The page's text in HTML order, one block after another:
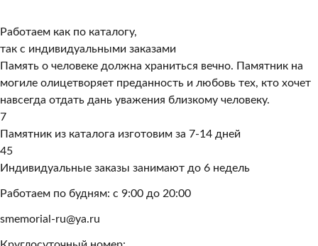
Работаем как по каталогу,
так с индивидуальными заказами
Память о человеке должна храниться вечно. Памятник на
могиле олицетворяет преданность и любовь тех, кто хочет
навсегда отдать дань уважения близкому человеку.
7
Памятник из каталога изготовим за 7-14 дней
45
Индивидуальные заказы занимают до 6 недель
Работаем по будням: с 9:00 до 20:00
smemorial-ru@ya.ru